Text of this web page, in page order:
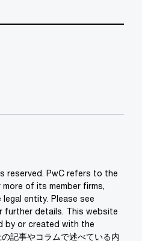
reserved. PwC refers to the
of its member firms,
entity. Please see
further details. This website
by or created with the
記事やコラムで述べている内